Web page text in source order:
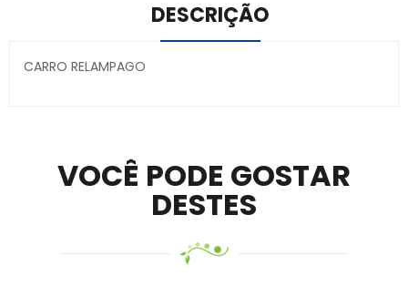
DESCRIÇÃO
CARRO RELAMPAGO
VOCÊ PODE GOSTAR
DESTES